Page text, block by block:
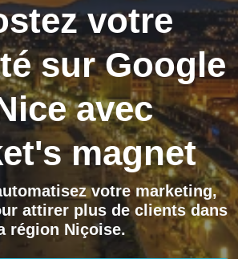
votre
sur Google
avec
magnet
votre marketing,
attirer plus de clients dans
région Niçoise.